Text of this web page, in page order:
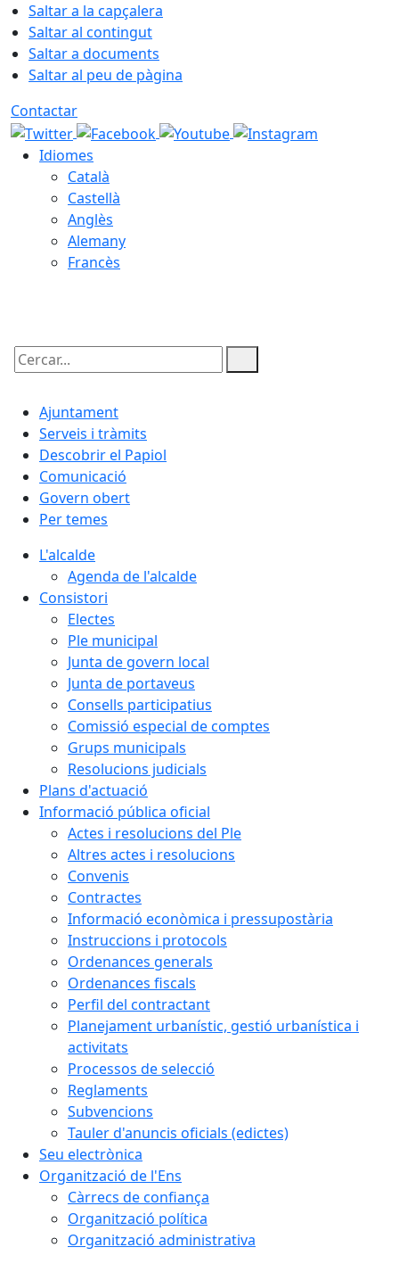
Saltar a la capçalera
Saltar al contingut
Saltar a documents
Saltar al peu de pàgina
Contactar
Idiomes
Català
Castellà
Anglès
Alemany
Francès
Cercar:
Ajuntament
Serveis i tràmits
Descobrir el Papiol
Comunicació
Govern obert
Per temes
L'alcalde
Agenda de l'alcalde
Consistori
Electes
Ple municipal
Junta de govern local
Junta de portaveus
Consells participatius
Comissió especial de comptes
Grups municipals
Resolucions judicials
Plans d'actuació
Informació pública oficial
Actes i resolucions del Ple
Altres actes i resolucions
Convenis
Contractes
Informació econòmica i pressupostària
Instruccions i protocols
Ordenances generals
Ordenances fiscals
Perfil del contractant
Planejament urbanístic, gestió urbanística i
activitats
Processos de selecció
Reglaments
Subvencions
Tauler d'anuncis oficials (edictes)
Seu electrònica
Organització de l'Ens
Càrrecs de confiança
Organització política
Organització administrativa